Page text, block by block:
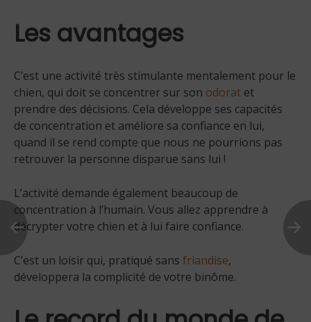
Les avantages
C’est une activité très stimulante mentalement pour le
chien, qui doit se concentrer sur son odorat et
prendre des décisions. Cela développe ses capacités
de concentration et améliore sa confiance en lui,
quand il se rend compte que nous ne pourrions pas
retrouver la personne disparue sans lui !
L’activité demande également beaucoup de
concentration à l’humain. Vous allez apprendre à
décrypter votre chien et à lui faire confiance.
C’est un loisir qui, pratiqué sans friandise,
développera la complicité de votre binôme.